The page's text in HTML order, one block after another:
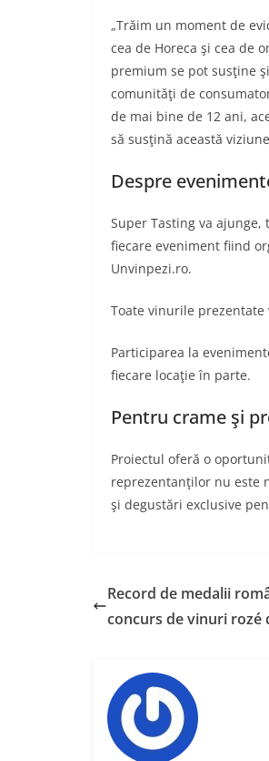
„Trăim un moment de
cea de Horeca şi cea de
premium se pot susţine
comunităţi de
de mai bine de 12 ani,
să susţină această
Despre
Super Tasting va
fiecare eveniment fiind
Unvinpezi.ro.
Toate vinurile
Participarea la
fiecare locaţie în parte.
Pentru crame şi
Proiectul oferă o
reprezentanţilor nu este
şi degustări exclusive
Record de medalii
concurs de vinuri rozé